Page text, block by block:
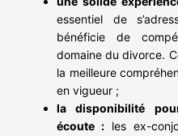
essentiel de
bénéficie de
domaine du divorce.
la meilleure
en vigueur ;
la disponibilité
écoute : les ex-